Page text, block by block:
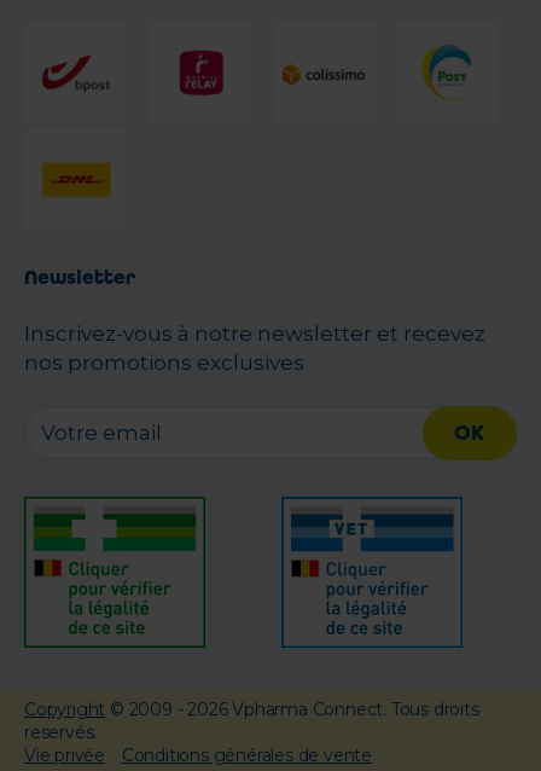
Newsletter
Inscrivez-vous à notre newsletter et recevez
nos promotions exclusives
OK
Copyright © 2009 - 2026 Vpharma Connect. Tous droits
reservés.
Vie privée
Conditions générales de vente